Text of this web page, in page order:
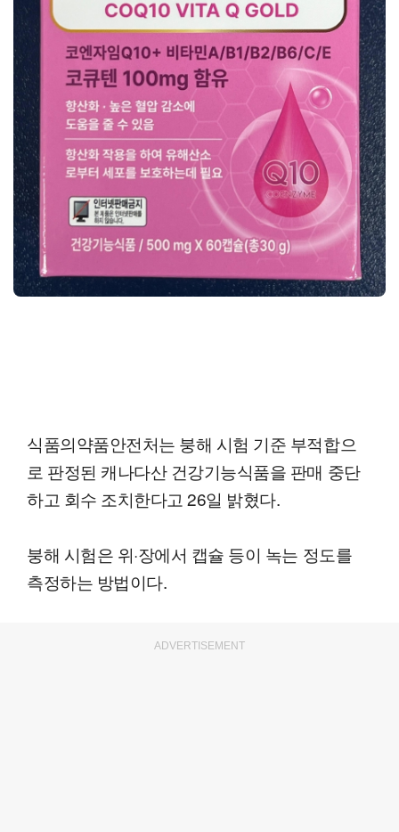
식품의약품안전처는 붕해 시험 기준 부적합으
로 판정된 캐나다산 건강기능식품을 판매 중단
하고 회수 조치한다고 26일 밝혔다.
붕해 시험은 위·장에서 캡슐 등이 녹는 정도를
측정하는 방법이다.
ADVERTISEMENT